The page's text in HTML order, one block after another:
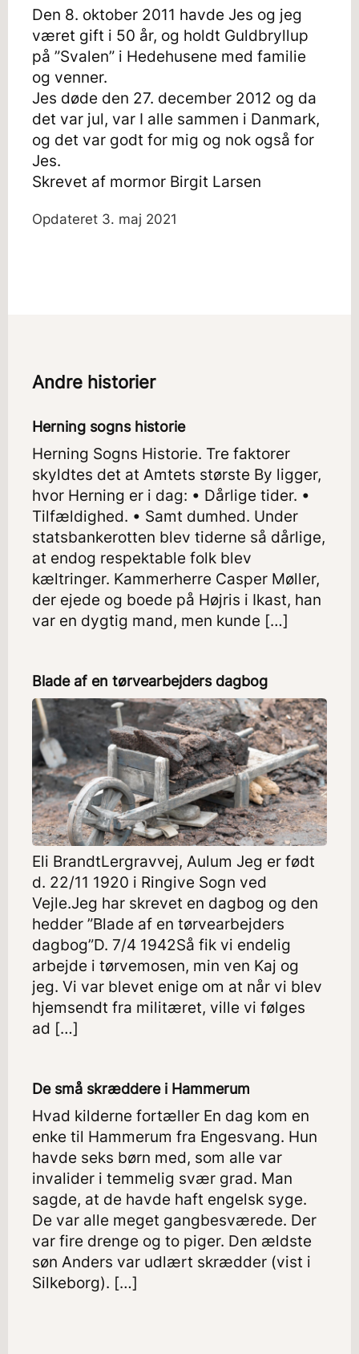
Den 8. oktober 2011 havde Jes og jeg
været gift i 50 år, og holdt Guldbryllup
på ”Svalen” i Hedehusene med familie
og venner.
Jes døde den 27. december 2012 og da
det var jul, var I alle sammen i Danmark,
og det var godt for mig og nok også for
Jes.
Skrevet af mormor Birgit Larsen
Opdateret 3. maj 2021
Andre historier
Herning sogns historie
Herning Sogns Historie. Tre faktorer
skyldtes det at Amtets største By ligger,
hvor Herning er i dag: • Dårlige tider. •
Tilfældighed. • Samt dumhed. Under
statsbankerotten blev tiderne så dårlige,
at endog respektable folk blev
kæltringer. Kammerherre Casper Møller,
der ejede og boede på Højris i Ikast, han
var en dygtig mand, men kunde […]
Blade af en tørvearbejders dagbog
Eli BrandtLergravvej, Aulum Jeg er født
d. 22/11 1920 i Ringive Sogn ved
Vejle.Jeg har skrevet en dagbog og den
hedder ”Blade af en tørvearbejders
dagbog”D. 7/4 1942Så fik vi endelig
arbejde i tørvemosen, min ven Kaj og
jeg. Vi var blevet enige om at når vi blev
hjemsendt fra militæret, ville vi følges
ad […]
De små skræddere i Hammerum
Hvad kilderne fortæller En dag kom en
enke til Hammerum fra Engesvang. Hun
havde seks børn med, som alle var
invalider i temmelig svær grad. Man
sagde, at de havde haft engelsk syge.
De var alle meget gangbesværede. Der
var fire drenge og to piger. Den ældste
søn Anders var udlært skrædder (vist i
Silkeborg). […]